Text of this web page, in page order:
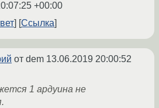
+00:00
Ссылка
от dem 13.06.2019 20:00:52
1 ардуина не